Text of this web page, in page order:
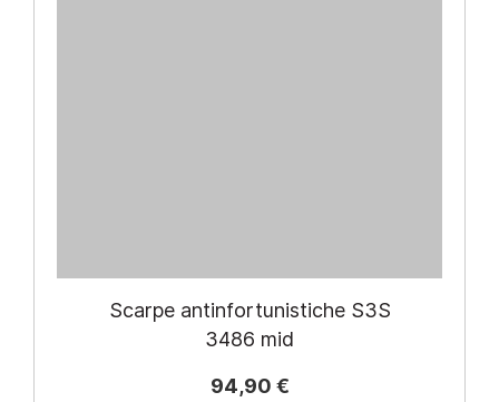
Scarpe antinfortunistiche S3S
3486 mid
94,90 €